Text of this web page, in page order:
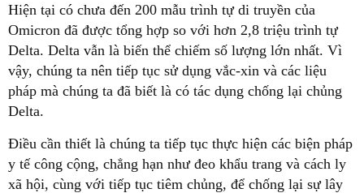
Hiện tại có chưa đến 200 mẫu trình tự di truyền của
Omicron đã được tổng hợp so với hơn 2,8 triệu trình tự
Delta. Delta vẫn là biến thể chiếm số lượng lớn nhất. Vì
vậy, chúng ta nên tiếp tục sử dụng vắc-xin và các liệu
pháp mà chúng ta đã biết là có tác dụng chống lại chủng
Delta.
Điều cần thiết là chúng ta tiếp tục thực hiện các biện pháp
y tế công cộng, chẳng hạn như đeo khẩu trang và cách ly
xã hội, cùng với tiếp tục tiêm chủng, để chống lại sự lây